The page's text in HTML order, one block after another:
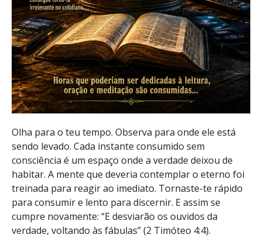
Olha para o teu tempo. Observa para onde ele está
sendo levado. Cada instante consumido sem
consciência é um espaço onde a verdade deixou de
habitar. A mente que deveria contemplar o eterno foi
treinada para reagir ao imediato. Tornaste-te rápido
para consumir e lento para discernir. E assim se
cumpre novamente: “E desviarão os ouvidos da
verdade, voltando às fábulas” (2 Timóteo 4:4).